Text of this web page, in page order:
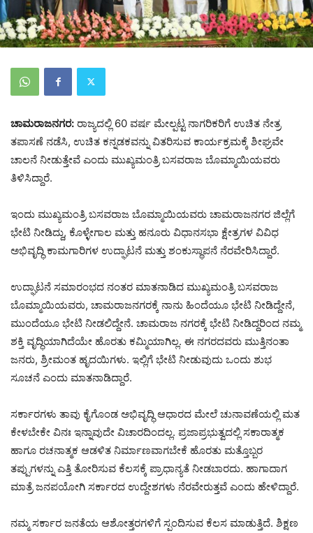
ಚಾಮರಾಜನಗರ: ರಾಜ್ಯದಲ್ಲಿ 60 ವರ್ಷ ಮೇಲ್ಪಟ್ಟ ನಾಗರಿಕರಿಗೆ ಉಚಿತ ನೇತ್ರ
ತಪಾಸಣೆ ನಡೆಸಿ, ಉಚಿತ ಕನ್ನಡಕವನ್ನು ವಿತರಿಸುವ ಕಾರ್ಯಕ್ರಮಕ್ಕೆ ಶೀಘ್ರವೇ
ಚಾಲನೆ ನೀಡುತ್ತೇವೆ ಎಂದು ಮುಖ್ಯಮಂತ್ರಿ ಬಸವರಾಜ ಬೊಮ್ಮಾಯಿಯವರು
ತಿಳಿಸಿದ್ದಾರೆ.
ಇಂದು ಮುಖ್ಯಮಂತ್ರಿ ಬಸವರಾಜ ಬೊಮ್ಮಾಯಿಯವರು ಚಾಮರಾಜನಗರ ಜಿಲ್ಲೆಗೆ
ಭೇಟಿ ನೀಡಿದ್ದು, ಕೊಳ್ಳೇಗಾಲ ಮತ್ತು ಹನೂರು ವಿಧಾನಸಭಾ ಕ್ಷೇತ್ರಗಳ ವಿವಿಧ
ಅಭಿವೃದ್ಧಿ ಕಾಮಗಾರಿಗಳ ಉದ್ಘಾಟನೆ ಮತ್ತು ಶಂಕುಸ್ಥಾಪನೆ ನೆರವೇರಿಸಿದ್ದಾರೆ.
ಉದ್ಘಾಟನೆ ಸಮಾರಂಭದ ನಂತರ ಮಾತನಾಡಿದ ಮುಖ್ಯಮಂತ್ರಿ ಬಸವರಾಜ
ಬೊಮ್ಮಾಯಿಯವರು, ಚಾಮರಾಜನಗರಕ್ಕೆ ನಾನು ಹಿಂದೆಯೂ ಭೇಟಿ ನೀಡಿದ್ದೇನೆ,
ಮುಂದೆಯೂ ಭೇಟಿ ನೀಡಲಿದ್ದೇನೆ. ಚಾಮರಾಜ ನಗರಕ್ಕೆ ಭೇಟಿ ನೀಡಿದ್ದರಿಂದ ನಮ್ಮ
ಶಕ್ತಿ ವೃದ್ಧಿಯಾಗಿದೆಯೇ ಹೊರತು ಕಮ್ಮಿಯಾಗಿಲ್ಲ. ಈ ನಗರದವರು ಮುತ್ತಿನಂತಾ
ಜನರು, ಶ್ರೀಮಂತ ಹೃದಯಿಗಳು. ಇಲ್ಲಿಗೆ ಭೇಟಿ ನೀಡುವುದು ಒಂದು ಶುಭ
ಸೂಚನೆ ಎಂದು ಮಾತನಾಡಿದ್ದಾರೆ.
ಸರ್ಕಾರಗಳು ತಾವು ಕೈಗೊಂಡ ಅಭಿವೃದ್ಧಿ ಆಧಾರದ ಮೇಲೆ ಚುನಾವಣೆಯಲ್ಲಿ ಮತ
ಕೇಳಬೇಕೇ ವಿನಃ ಇನ್ನಾವುದೇ ವಿಚಾರದಿಂದಲ್ಲ. ಪ್ರಜಾಪ್ರಭುತ್ವದಲ್ಲಿ ಸಕಾರಾತ್ಮಕ
ಹಾಗೂ ರಚನಾತ್ಮಕ ಆಡಳಿತ ನಿರ್ಮಾಣವಾಗಬೇಕೆ ಹೊರತು ಮತ್ತೊಬ್ಬರ
ತಪ್ಪುಗಳನ್ನು ಎತ್ತಿ ತೋರಿಸುವ ಕೆಲಸಕ್ಕೆ ಪ್ರಾಧಾನ್ಯತೆ ನೀಡಬಾರದು. ಹಾಗಾದಾಗ
ಮಾತ್ರೆ ಜನಪಯೋಗಿ ಸರ್ಕಾರದ ಉದ್ದೇಶಗಳು ನೆರವೇರುತ್ತವೆ ಎಂದು ಹೇಳಿದ್ದಾರೆ.
ನಮ್ಮ ಸರ್ಕಾರ ಜನತೆಯ ಆಶೋತ್ತರಗಳಿಗೆ ಸ್ಪಂದಿಸುವ ಕೆಲಸ ಮಾಡುತ್ತಿದೆ. ಶಿಕ್ಷಣ